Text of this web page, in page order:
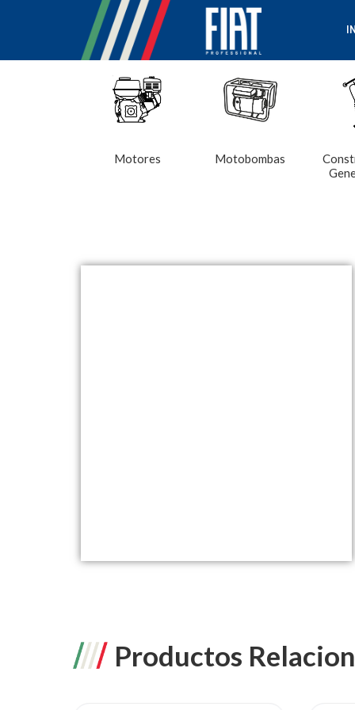
Motores Motobombas
Productos